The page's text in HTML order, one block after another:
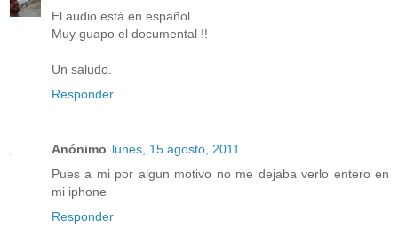
El audio está en español.
Muy guapo el documental !!
Un saludo.
Responder
Anónimo lunes, 15 agosto, 2011
Pues a mi por algun motivo no me dejaba verlo entero en
mi iphone
Responder